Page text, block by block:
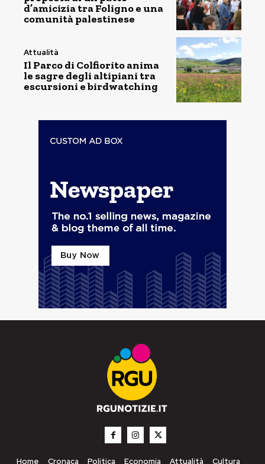
d’amicizia tra Foligno e una
comunità palestinese
Attualità
Il Parco di Colfiorito anima
le sagre degli altipiani tra
escursioni e birdwatching
Home Cronaca Politica Economia Attualità
Cultura